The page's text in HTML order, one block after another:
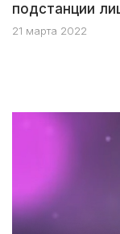
подстанции
21 марта 2022